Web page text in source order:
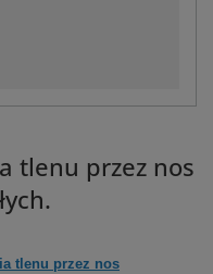
tlenu przez nos
tlenu przez nos